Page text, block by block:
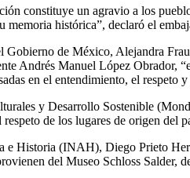
constituye un agravio a los
memoria histórica”, declaró el
de México, Alejandra
Andrés Manuel López Obrador,
en el entendimiento, el respeto
y Desarrollo Sostenible
de los lugares de origen del
Historia (INAH), Diego Prieto
del Museo Schloss Salder,